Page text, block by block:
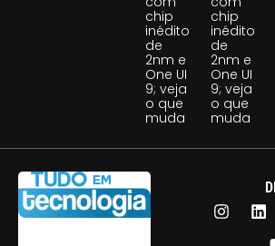
chip
inédito
de
2nm e
One UI
9; veja
o que
muda
chip
inédito
de
2nm e
One UI
9; veja
o que
muda